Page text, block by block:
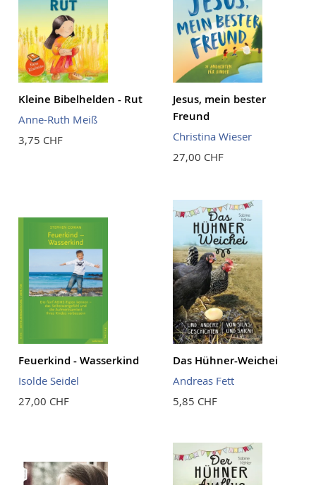
Kleine Bibelhelden - Rut
Anne-Ruth Meiß
3,75 CHF
Jesus, mein bester
Freund
Christina Wieser
27,00 CHF
Feuerkind - Wasserkind
Isolde Seidel
27,00 CHF
Das Hühner-Weichei
Andreas Fett
5,85 CHF